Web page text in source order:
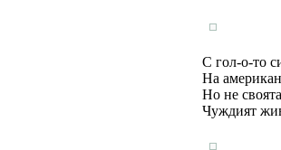
С гол-о-то
На
Но не
Чуждият